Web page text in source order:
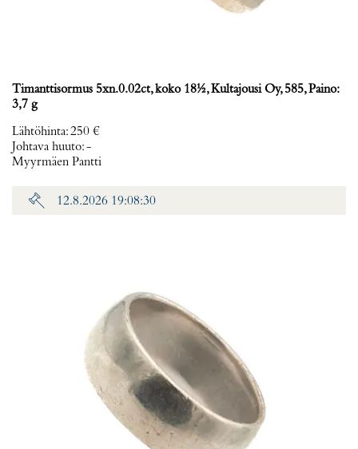
Timanttisormus 5xn.0.02ct, koko 18½, Kultajousi Oy, 585, Paino:
3,7 g
Lähtöhinta:250 €
Johtava huuto:-
Myyrmäen Pantti
12.8.2026 19:08:30